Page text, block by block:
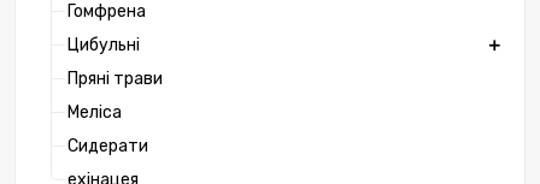
Гомфрена
Цибульні
Пряні трави
Меліса
Сидерати